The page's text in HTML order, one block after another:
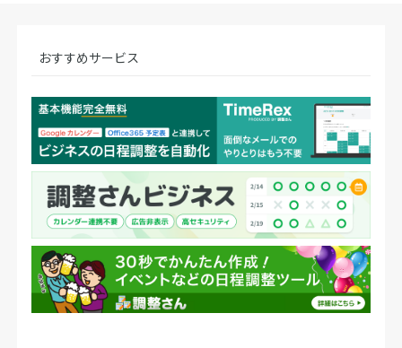
おすすめサービス